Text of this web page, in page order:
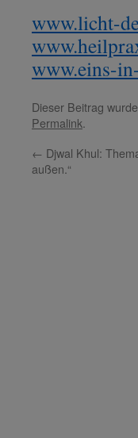
www.licht-
www.eins-
Dieser Beitrag
Permalink.
← Djwal Khul:
außen.“